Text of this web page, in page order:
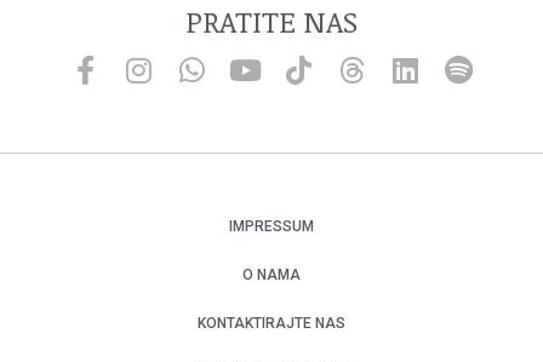
PRATITE NAS
IMPRESSUM
O NAMA
KONTAKTIRAJTE NAS